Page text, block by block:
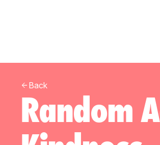
Back
Random